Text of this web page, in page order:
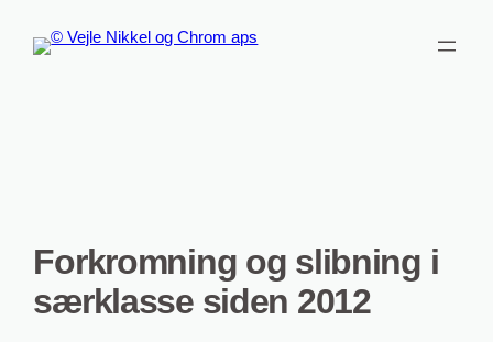
Forkromning og slibning i
særklasse siden 2012